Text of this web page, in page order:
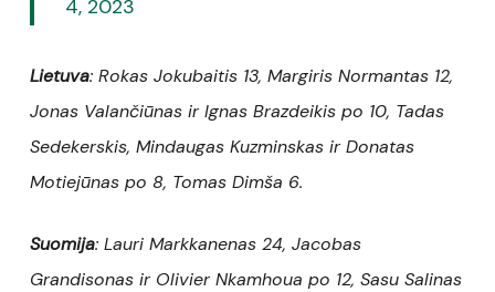
4, 2023
Lietuva: Rokas Jokubaitis 13, Margiris Normantas 12,
Jonas Valančiūnas ir Ignas Brazdeikis po 10, Tadas
Sedekerskis, Mindaugas Kuzminskas ir Donatas
Motiejūnas po 8, Tomas Dimša 6.
Suomija: Lauri Markkanenas 24, Jacobas
Grandisonas ir Olivier Nkamhoua po 12, Sasu Salinas